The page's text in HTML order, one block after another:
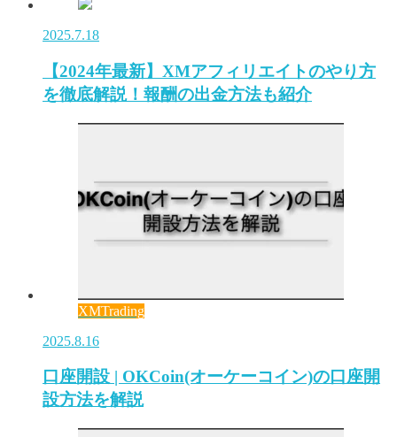
2025.7.18
【2024年最新】XMアフィリエイトのやり方
を徹底解説！報酬の出金方法も紹介
XMTrading
2025.8.16
口座開設 | OKCoin(オーケーコイン)の口座開
設方法を解説